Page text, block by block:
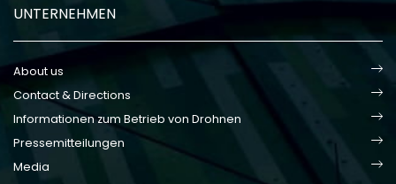
UNTERNEHMEN
About us
Contact & Directions
Informationen zum Betrieb von Drohnen
Pressemitteilungen
Media